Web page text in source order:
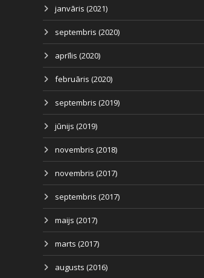
janvāris (2021)
septembris (2020)
aprīlis (2020)
februāris (2020)
septembris (2019)
jūnijs (2019)
novembris (2018)
novembris (2017)
septembris (2017)
maijs (2017)
marts (2017)
augusts (2016)